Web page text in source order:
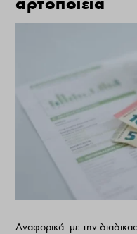
Αναφορικά με την